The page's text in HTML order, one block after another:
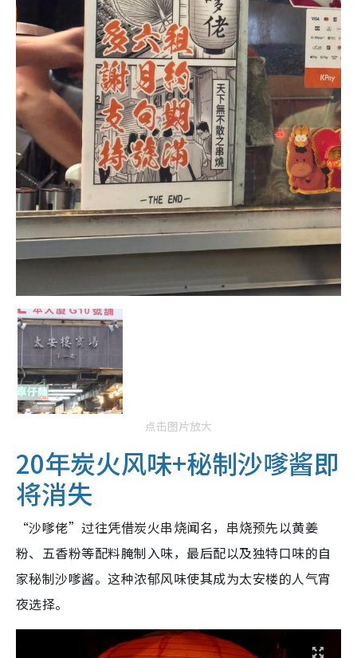
点击图片放大
20年炭火风味+秘制沙嗲酱即
将消失
“沙嗲佬”过往凭借炭火串烧闻名，串烧预先以黄姜
粉、五香粉等配料腌制入味，最后配以及独特口味的自
家秘制沙嗲酱。这种浓郁风味使其成为太安楼的人气宵
夜选择。